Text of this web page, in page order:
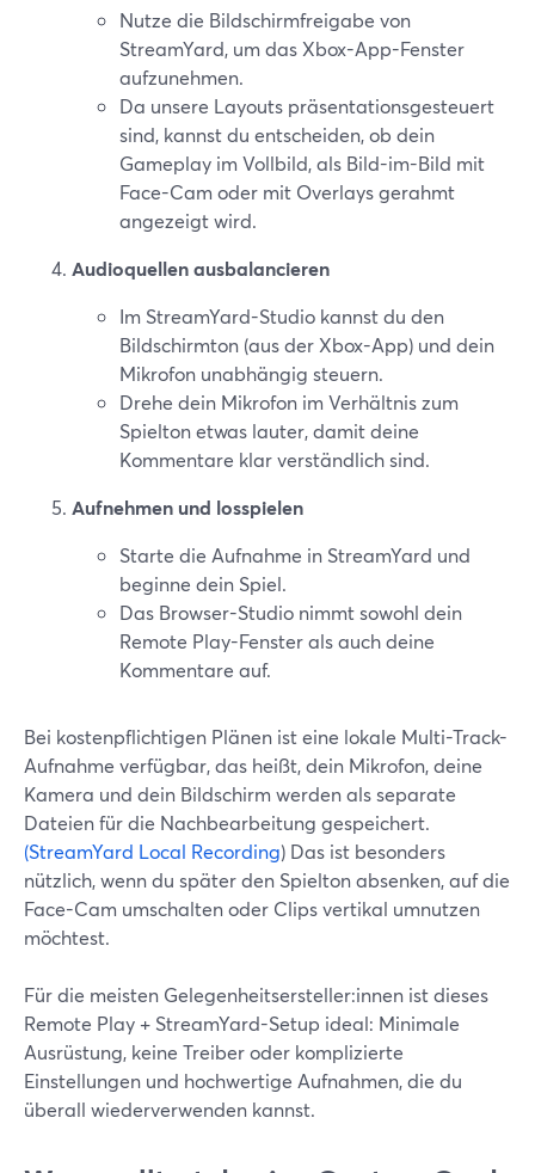
Nutze die Bildschirmfreigabe von
StreamYard, um das Xbox-App-Fenster
aufzunehmen.
Da unsere Layouts präsentationsgesteuert
sind, kannst du entscheiden, ob dein
Gameplay im Vollbild, als Bild-im-Bild mit
Face-Cam oder mit Overlays gerahmt
angezeigt wird.
Audioquellen ausbalancieren
Im StreamYard-Studio kannst du den
Bildschirmton (aus der Xbox-App) und dein
Mikrofon unabhängig steuern.
Drehe dein Mikrofon im Verhältnis zum
Spielton etwas lauter, damit deine
Kommentare klar verständlich sind.
Aufnehmen und losspielen
Starte die Aufnahme in StreamYard und
beginne dein Spiel.
Das Browser-Studio nimmt sowohl dein
Remote Play-Fenster als auch deine
Kommentare auf.
Bei kostenpflichtigen Plänen ist eine lokale Multi-Track-
Aufnahme verfügbar, das heißt, dein Mikrofon, deine
Kamera und dein Bildschirm werden als separate
Dateien für die Nachbearbeitung gespeichert.
(StreamYard Local Recording) Das ist besonders
nützlich, wenn du später den Spielton absenken, auf die
Face-Cam umschalten oder Clips vertikal umnutzen
möchtest.
Für die meisten Gelegenheitsersteller:innen ist dieses
Remote Play + StreamYard-Setup ideal: Minimale
Ausrüstung, keine Treiber oder komplizierte
Einstellungen und hochwertige Aufnahmen, die du
überall wiederverwenden kannst.